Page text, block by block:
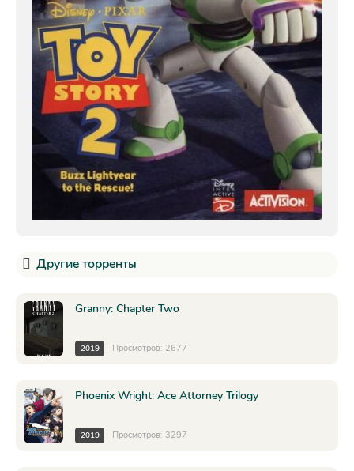
Другие торренты
Granny: Chapter Two
2019 Просмотров: 2677
Phoenix Wright: Ace Attorney Trilogy
2019 Просмотров: 3297